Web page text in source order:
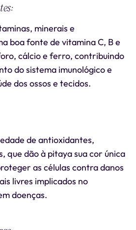
minerais e
boa fonte de vitamina C, B e
cálcio e ferro, contribuindo
do sistema imunológico e
dos ossos e tecidos.
de antioxidantes,
que dão à pitaya sua cor única
as células contra danos
livres implicados no
doenças.